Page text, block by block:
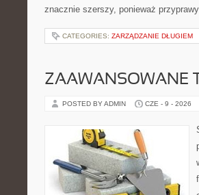
znacznie szerszy, ponieważ
CATEGORIES: ZARZĄDZANIE DŁUGIEM
ZAAWANSOWANE
POSTED BY ADMIN CZE - 9 - 2026